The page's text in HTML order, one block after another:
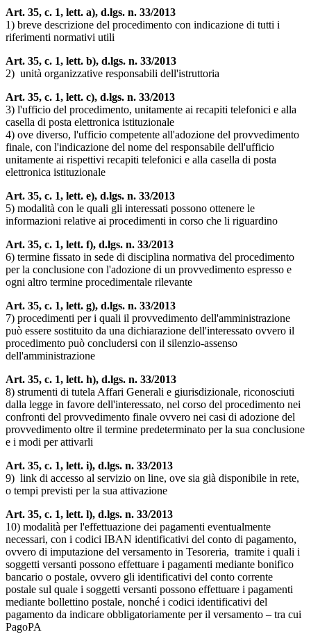
Art. 35, c. 1, lett. a), d.lgs. n. 33/2013
1) breve descrizione del procedimento con indicazione di tutti i
riferimenti normativi utili
Art. 35, c. 1, lett. b), d.lgs. n. 33/2013
2) unità organizzative responsabili dell'istruttoria
Art. 35, c. 1, lett. c), d.lgs. n. 33/2013
3) l'ufficio del procedimento, unitamente ai recapiti telefonici e alla
casella di posta elettronica istituzionale
4) ove diverso, l'ufficio competente all'adozione del provvedimento
finale, con l'indicazione del nome del responsabile dell'ufficio
unitamente ai rispettivi recapiti telefonici e alla casella di posta
elettronica istituzionale
Art. 35, c. 1, lett. e), d.lgs. n. 33/2013
5) modalità con le quali gli interessati possono ottenere le
informazioni relative ai procedimenti in corso che li riguardino
Art. 35, c. 1, lett. f), d.lgs. n. 33/2013
6) termine fissato in sede di disciplina normativa del procedimento
per la conclusione con l'adozione di un provvedimento espresso e
ogni altro termine procedimentale rilevante
Art. 35, c. 1, lett. g), d.lgs. n. 33/2013
7) procedimenti per i quali il provvedimento dell'amministrazione
può essere sostituito da una dichiarazione dell'interessato ovvero il
procedimento può concludersi con il silenzio-assenso
dell'amministrazione
Art. 35, c. 1, lett. h), d.lgs. n. 33/2013
8) strumenti di tutela Affari Generali e giurisdizionale, riconosciuti
dalla legge in favore dell'interessato, nel corso del procedimento nei
confronti del provvedimento finale ovvero nei casi di adozione del
provvedimento oltre il termine predeterminato per la sua conclusione
e i modi per attivarli
Art. 35, c. 1, lett. i), d.lgs. n. 33/2013
9) link di accesso al servizio on line, ove sia già disponibile in rete,
o tempi previsti per la sua attivazione
Art. 35, c. 1, lett. l), d.lgs. n. 33/2013
10) modalità per l'effettuazione dei pagamenti eventualmente
necessari, con i codici IBAN identificativi del conto di pagamento,
ovvero di imputazione del versamento in Tesoreria, tramite i quali i
soggetti versanti possono effettuare i pagamenti mediante bonifico
bancario o postale, ovvero gli identificativi del conto corrente
postale sul quale i soggetti versanti possono effettuare i pagamenti
mediante bollettino postale, nonché i codici identificativi del
pagamento da indicare obbligatoriamente per il versamento – tra cui
PagoPA